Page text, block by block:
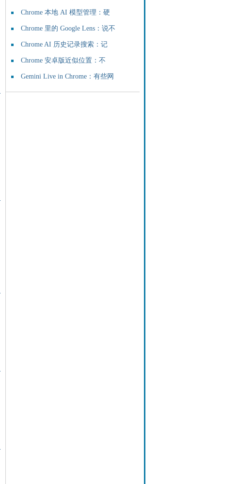
Chrome 本地 AI 模型管理：硬
Chrome 里的 Google Lens：说不
Chrome AI 历史记录搜索：记
Chrome 安卓版近似位置：不
Gemini Live in Chrome：有些网